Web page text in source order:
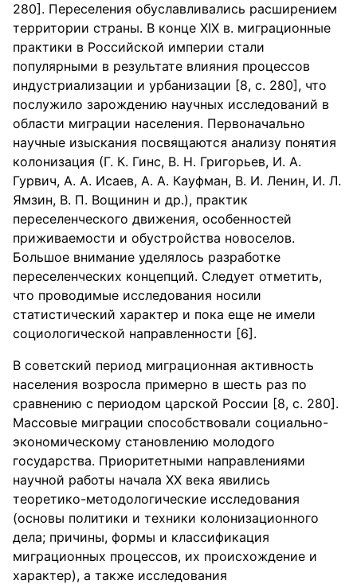
280]. Переселения обуславливались расширением
территории страны. В конце XIX в. миграционные
практики в Российской империи стали
популярными в результате влияния процессов
индустриализации и урбанизации [8, с. 280], что
послужило зарождению научных исследований в
области миграции населения. Первоначально
научные изыскания посвящаются анализу понятия
колонизация (Г. К. Гинс, В. Н. Григорьев, И. А.
Гурвич, А. А. Исаев, А. А. Кауфман, В. И. Ленин, И. Л.
Ямзин, В. П. Вощинин и др.), практик
переселенческого движения, особенностей
приживаемости и обустройства новоселов.
Большое внимание уделялось разработке
переселенческих концепций. Следует отметить,
что проводимые исследования носили
статистический характер и пока еще не имели
социологической направленности [6].
В советский период миграционная активность
населения возросла примерно в шесть раз по
сравнению с периодом царской России [8, с. 280].
Массовые миграции способствовали социально-
экономическому становлению молодого
государства. Приоритетными направлениями
научной работы начала XX века явились
теоретико-методологические исследования
(основы политики и техники колонизационного
дела; причины, формы и классификация
миграционных процессов, их происхождение и
характер), а также исследования